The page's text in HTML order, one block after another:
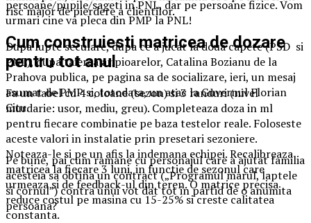
persoane/pupile/sageti in PNL, dar pe persoane fizice. Vom
urmari cine va pleca din PMP la PNL!
Dupa lupte seculare, dupa ce a jucat la doua capete (PSD si
PNL), dupa taierea aripioarelor, Catalina Bozianu de la
Prahova publica, pe pagina sa de socializare, ieri, un mesaj
asumat de PMP si, totodata, un atac la Guvernul Florian
Citu.
Pe bune, pai cum ramane cu personajul care a ajutat familia
acesteia sa obtina un contract („Programul marul, laptele
si cornul”) contra unui vot dat tot in partid de o anumita
persoana?
risc major de pierdere a clientilor.
Cum construiesti matricea de dozare
pentru tot anul
Fa un tabel cu 4 coloane (sezon) si 3 randuri (nivel
murdarie: usor, mediu, greu). Completeaza doza in ml
pentru fiecare combinatie pe baza testelor reale. Foloseste
aceste valori in instalatie prin presetari sezoniere.
Noteaza-le si pe un afis la indemana echipei. Recalibreaza
matricea la fiecare 3 luni, in functie de sezonul care
urmeaza si de feedback-ul din teren. O matrice precisa
reduce costul pe masina cu 15-25% si creste calitatea
constanta.